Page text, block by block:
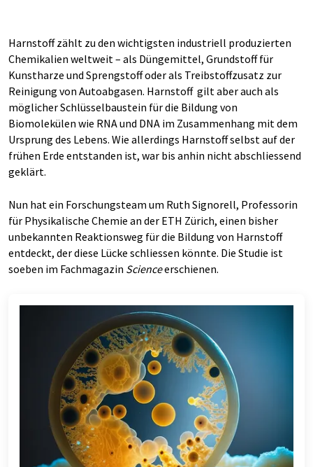
Harnstoff zählt zu den wichtigsten industriell produzierten
Chemikalien weltweit – als Düngemittel, Grundstoff für
Kunstharze und Sprengstoff oder als Treibstoffzusatz zur
Reinigung von Autoabgasen. Harnstoff gilt aber auch als
möglicher Schlüsselbaustein für die Bildung von
Biomolekülen wie RNA und DNA im Zusammenhang mit dem
Ursprung des Lebens. Wie allerdings Harnstoff selbst auf der
frühen Erde entstanden ist, war bis anhin nicht abschliessend
geklärt.
Nun hat ein Forschungsteam um Ruth Signorell, Professorin
für Physikalische Chemie an der ETH Zürich, einen bisher
unbekannten Reaktionsweg für die Bildung von Harnstoff
entdeckt, der diese Lücke schliessen könnte. Die Studie ist
soeben im Fachmagazin Scienceerschienen.